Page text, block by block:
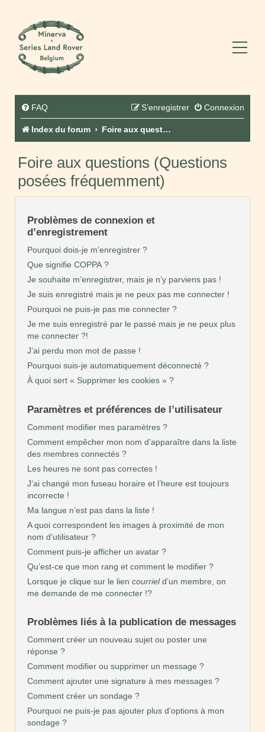
FAQ Connexion
S’enregistrer
Index du forum Foire aux questions (Questions posées fréquemment)
Foire aux questions (Questions
posées fréquemment)
Problèmes de connexion et
d’enregistrement
Pourquoi dois-je m’enregistrer ?
Que signifie COPPA ?
Je souhaite m’enregistrer, mais je n’y parviens pas !
Je suis enregistré mais je ne peux pas me connecter !
Pourquoi ne puis-je pas me connecter ?
Je me suis enregistré par le passé mais je ne peux plus
me connecter ?!
J’ai perdu mon mot de passe !
Pourquoi suis-je automatiquement déconnecté ?
À quoi sert « Supprimer les cookies » ?
Paramètres et préférences de l’utilisateur
Comment modifier mes paramètres ?
Comment empêcher mon nom d’apparaître dans la liste
des membres connectés ?
Les heures ne sont pas correctes !
J’ai changé mon fuseau horaire et l’heure est toujours
incorrecte !
Ma langue n’est pas dans la liste !
A quoi correspondent les images à proximité de mon
nom d’utilisateur ?
Comment puis-je afficher un avatar ?
Qu’est-ce que mon rang et comment le modifier ?
Lorsque je clique sur le lien courrield’un membre, on
me demande de me connecter !?
Problèmes liés à la publication de messages
Comment créer un nouveau sujet ou poster une
réponse ?
Comment modifier ou supprimer un message ?
Comment ajouter une signature à mes messages ?
Comment créer un sondage ?
Pourquoi ne puis-je pas ajouter plus d’options à mon
sondage ?